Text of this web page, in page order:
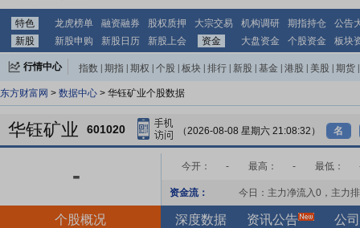
特色 龙虎榜单 融资融券 股权质押 大宗交易 机构调研 期指持仓
公告
新股
新股申购 新股日历 新股上会 资金 大盘资金 个股资金 板块
行情中心 指数 期指 期权 个股 板块 排行 新股 基金 港股 美股 期货
东方财富网 > 数据中心 > 华钰矿业个股数据
华钰矿业 601020 （2026-08-08 星期六 21:08:32） 名
- 今开： - 最高： - 最低：
资金流： 今日：主力净流入0 ，主力
个股概况 深度数据 资讯公告 公